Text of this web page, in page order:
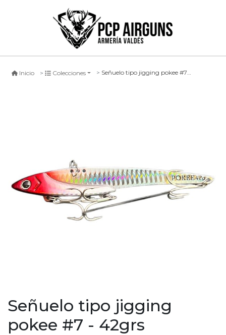
Inicio Colecciones Señuelo tipo jigging pokee #7 - 42grs
Señuelo tipo jigging
pokee #7 - 42grs